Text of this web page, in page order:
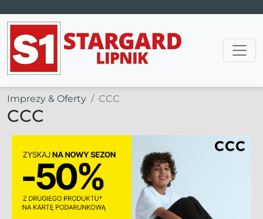
Main Navigation
Imprezy & Oferty CCC
CCC